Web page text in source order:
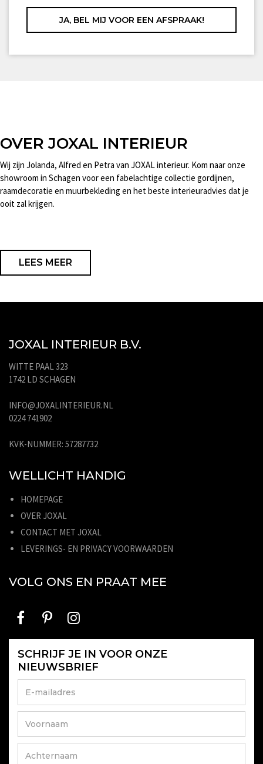
OVER JOXAL INTERIEUR
Wij zijn Jolanda, Alfred en Petra van JOXAL interieur. Kom naar onze
showroom in Schagen voor een fabelachtige collectie gordijnen,
raamdecoratie en muurbekleding en het beste interieuradvies dat je
ooit zal krijgen.
LEES MEER
JOXAL INTERIEUR B.V.
WITTE PAAL 323
1742 LD SCHAGEN
INFO@JOXALINTERIEUR.NL
0224 741902
KVK-NUMMER: 57287732
WELLICHT HANDIG
HOMEPAGE
OVER JOXAL
CONTACT MET JOXAL
LEVERINGS- EN PRIVACY VOORWAARDEN
VOLG ONS EN PRAAT MEE
SCHRIJF JE IN VOOR ONZE
NIEUWSBRIEF